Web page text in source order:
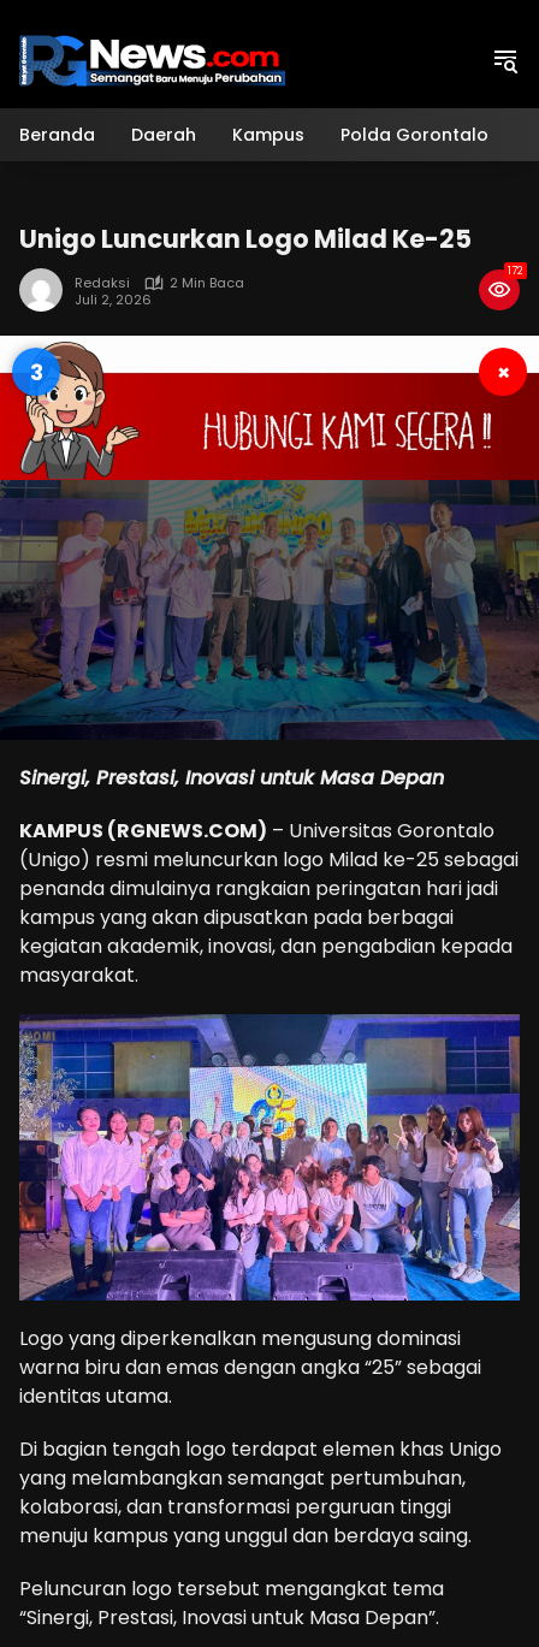
konten
Beranda Daerah Kampus Polda Gorontalo
Unigo Luncurkan Logo Milad Ke-25
Redaksi
2 Min Baca
Juli 2, 2026
172
2 ×
Sinergi, Prestasi, Inovasi untuk Masa Depan
KAMPUS (RGNEWS.COM) – Universitas Gorontalo
(Unigo) resmi meluncurkan logo Milad ke-25 sebagai
penanda dimulainya rangkaian peringatan hari jadi
kampus yang akan dipusatkan pada berbagai
kegiatan akademik, inovasi, dan pengabdian kepada
masyarakat.
Logo yang diperkenalkan mengusung dominasi
warna biru dan emas dengan angka “25” sebagai
identitas utama.
Di bagian tengah logo terdapat elemen khas Unigo
yang melambangkan semangat pertumbuhan,
kolaborasi, dan transformasi perguruan tinggi
menuju kampus yang unggul dan berdaya saing.
Peluncuran logo tersebut mengangkat tema
“Sinergi, Prestasi, Inovasi untuk Masa Depan”.